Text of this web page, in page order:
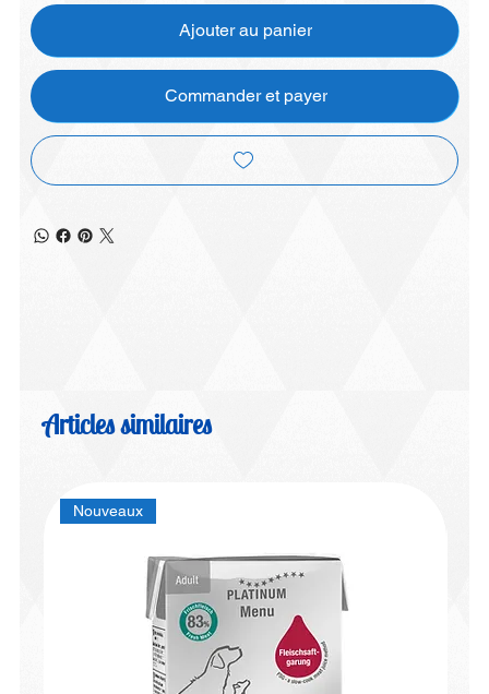
Ajouter au panier
Commander et payer
Articles similaires
Nouveaux